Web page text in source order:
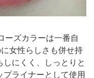
ーズカラーは一番自
女性らしさも併せ持
にくく、しっとりと
プライナーとして使用